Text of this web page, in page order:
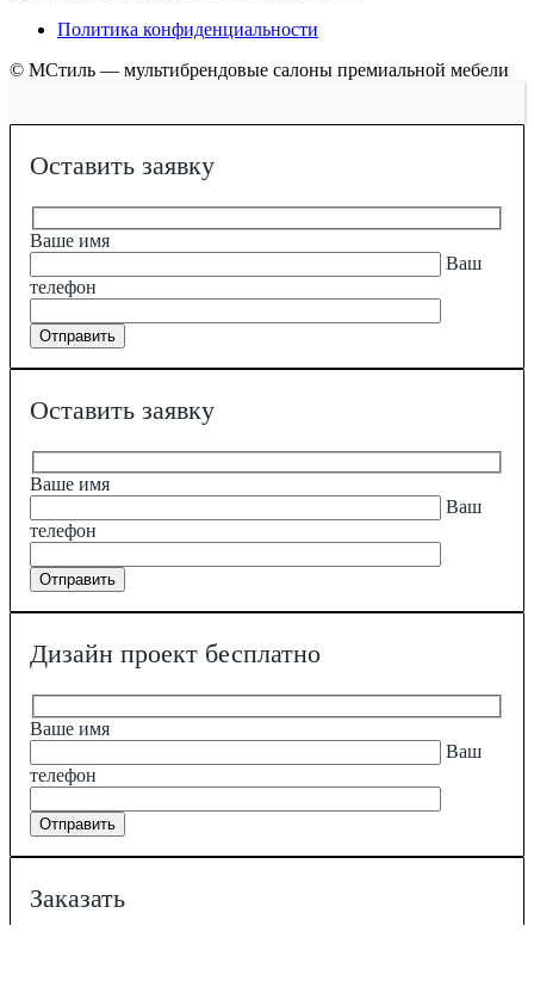
Политика конфиденциальности
© МСтиль — мультибрендовые салоны премиальной мебели
Оставить заявку
Ваше имя
Ваш
телефон
Оставить заявку
Ваше имя
Ваш
телефон
Дизайн проект бесплатно
Ваше имя
Ваш
телефон
Заказать